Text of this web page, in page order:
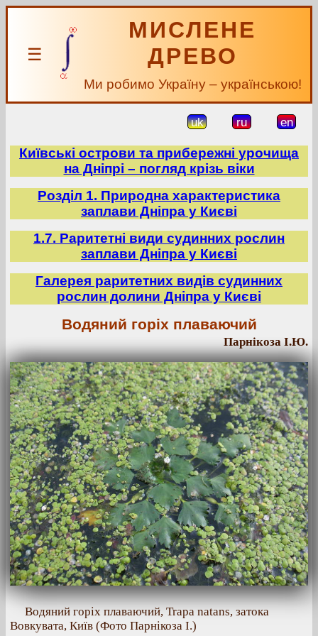
☰
МИСЛЕНЕ
ДРЕВО
Ми робимо Україну – українською!
uk ru en
Київські острови та прибережні урочища
на Дніпрі – погляд крізь віки
Розділ 1. Природна характеристика
заплави Дніпра у Києві
1.7. Раритетні види судинних рослин
заплави Дніпра у Києві
Галерея раритетних видів судинних
рослин долини Дніпра у Києві
Водяний горіх плаваючий
Парнікоза І.Ю.
Водяний горіх плаваючий, Trapa natans, затока
Вовкувата, Київ (Фото Парнікоза І.)